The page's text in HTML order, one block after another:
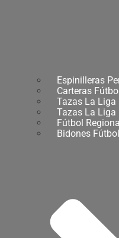
Espinilleras
Carteras
Tazas La Liga
Tazas La Liga
Fútbol
Bidones Fútbol